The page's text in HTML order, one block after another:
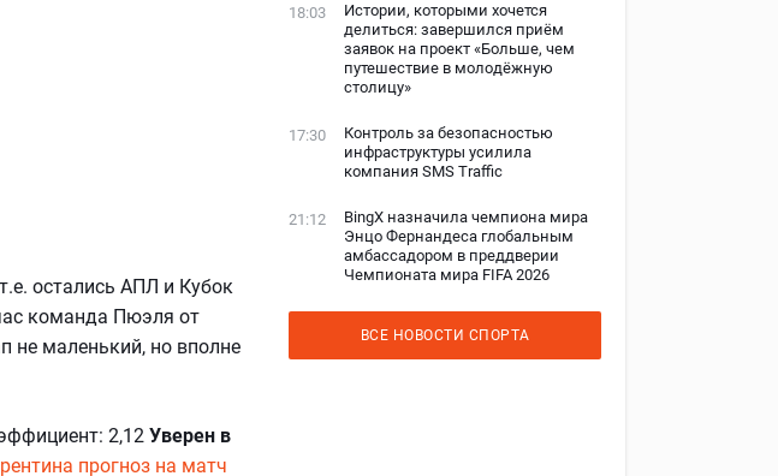
остались АПЛ и Кубок
команда Пюэля от
не маленький, но вполне
2,12 Уверен в
прогноз на матч
18:03
Истории, которыми хочется
делиться: завершился приём
заявок на проект «Больше, чем
путешествие в молодёжную
столицу»
17:30
Контроль за безопасностью
инфраструктуры усилила
компания SMS Traffic
21:12
BingX назначила чемпиона мира
Энцо Фернандеса глобальным
амбассадором в преддверии
Чемпионата мира FIFA 2026
ВСЕ НОВОСТИ СПОРТА